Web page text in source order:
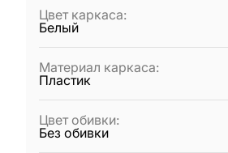
Цвет каркаса:
Белый
Материал каркаса:
Пластик
Цвет обивки:
Без обивки